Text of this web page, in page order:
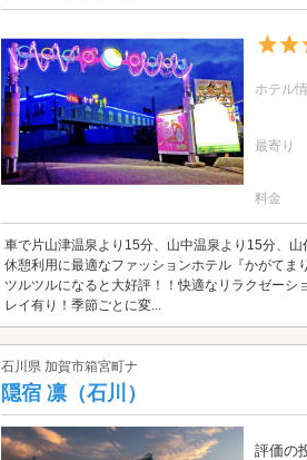
ホテル
最寄り
料金
車で片山津温泉より15分、山中温泉より15分、
休憩利用に最適なファッションホテル『かがて
ツルツルになると大好評！！快適なリラクゼー
レイ有り！季節ごとに変...
石川県 加賀市箱宮町ナ
隠宿 凛（石川）
評価の